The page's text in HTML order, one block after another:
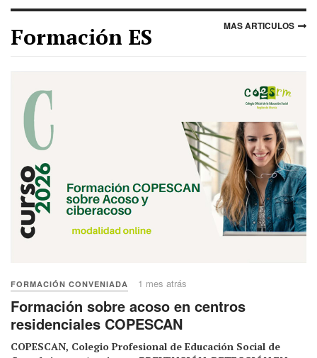
Formación ES MAS ARTICULOS
FORMACIÓN CONVENIADA 1 mes atrás
Formación sobre acoso en centros
residenciales COPESCAN
COPESCAN, Colegio Profesional de Educación Social de